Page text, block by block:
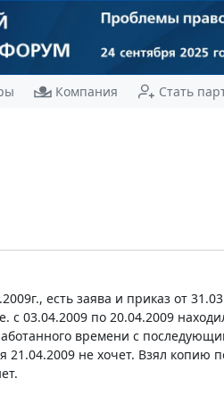
Компания Стать
есть заява и приказ от
с 03.04.2009 по 20.04.2009
времени с
21.04.2009 не хочет. Взял копию